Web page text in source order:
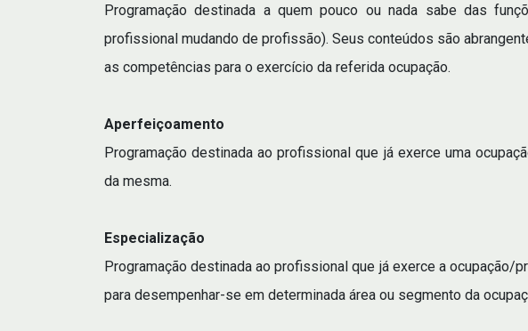
Programação destinada a quem pouco ou nada sabe das
profissional mudando de profissão). Seus conteúdos são
as competências para o exercício da referida ocupação.
Aperfeiçoamento
Programação destinada ao profissional que já exerce uma
da mesma.
Especialização
Programação destinada ao profissional que já exerce a
para desempenhar-se em determinada área ou segmento da